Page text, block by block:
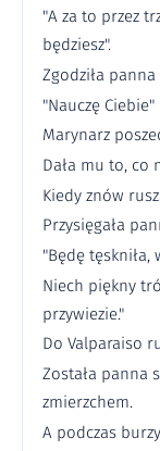
"A za to przez
będziesz".
Zgodziła
"Nauczę
Marynarz
Dała mu to, co
Kiedy znów
Przysięgała
"Będę tęskniła,
Niech piękny
przywiezie."
Do Valparaiso
Została panna
zmierzchem.
A podczas